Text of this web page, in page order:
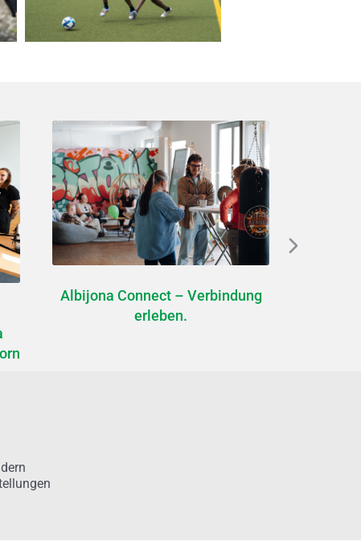
Albijona Connect – Verbindung
erleben.